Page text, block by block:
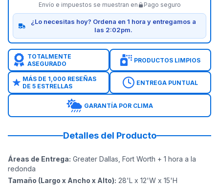
Envío e impuestos se muestran en Pago seguro
¿Lo necesitas hoy? Ordena en 1 hora y entregamos a
las 2:02pm.
TOTALMENTE
ASEGURADO
PRODUCTOS LIMPIOS
MÁS DE 1,000 RESEÑAS
DE 5 ESTRELLAS
ENTREGA PUNTUAL
GARANTÍA POR CLIMA
Detalles del Producto
Áreas de Entrega: Greater Dallas, Fort Worth + 1 hora a la
redonda
Tamaño (Largo x Ancho x Alto): 28'L x 12'W x 15'H